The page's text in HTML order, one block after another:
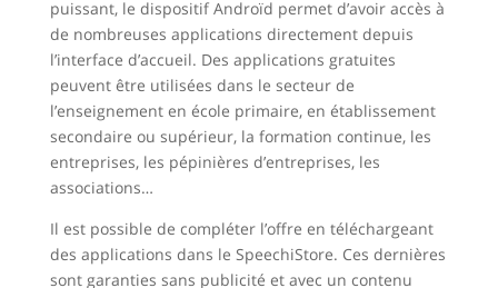
puissant, le dispositif Androïd permet d’avoir accès à
de nombreuses applications directement depuis
l’interface d’accueil. Des applications gratuites
peuvent être utilisées dans le secteur de
l’enseignement en école primaire, en établissement
secondaire ou supérieur, la formation continue, les
entreprises, les pépinières d’entreprises, les
associations…
Il est possible de compléter l’offre en téléchargeant
des applications dans le SpeechiStore. Ces dernières
sont garanties sans publicité et avec un contenu